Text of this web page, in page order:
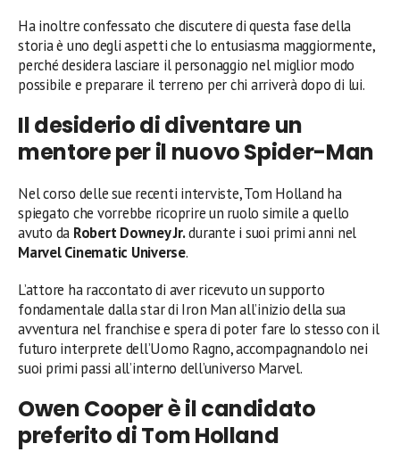
Ha inoltre confessato che discutere di questa fase della
storia è uno degli aspetti che lo entusiasma maggiormente,
perché desidera lasciare il personaggio nel miglior modo
possibile e preparare il terreno per chi arriverà dopo di lui.
Il desiderio di diventare un
mentore per il nuovo Spider-Man
Nel corso delle sue recenti interviste, Tom Holland ha
spiegato che vorrebbe ricoprire un ruolo simile a quello
avuto da Robert Downey Jr.durante i suoi primi anni nel
Marvel Cinematic Universe.
L’attore ha raccontato di aver ricevuto un supporto
fondamentale dalla star di Iron Man all’inizio della sua
avventura nel franchise e spera di poter fare lo stesso con il
futuro interprete dell’Uomo Ragno, accompagnandolo nei
suoi primi passi all’interno dell’universo Marvel.
Owen Cooper è il candidato
preferito di Tom Holland